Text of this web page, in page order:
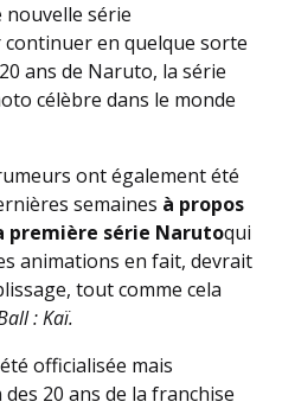
série
en quelque sorte
ans de Naruto, la série
célèbre dans le monde
ont également été
semaines à propos
première série Narutoqui
animations en fait, devrait
tout comme cela
: Kaï.
officialisée mais
20 ans de la franchise